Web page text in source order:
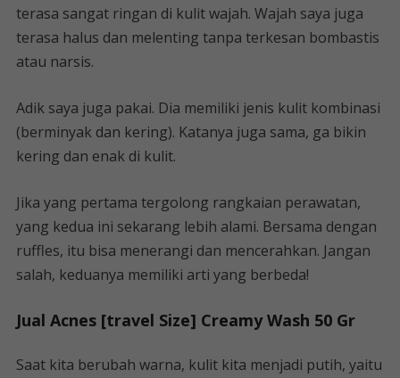
terasa sangat ringan di kulit wajah. Wajah saya juga
terasa halus dan melenting tanpa terkesan bombastis
atau narsis.
Adik saya juga pakai. Dia memiliki jenis kulit kombinasi
(berminyak dan kering). Katanya juga sama, ga bikin
kering dan enak di kulit.
Jika yang pertama tergolong rangkaian perawatan,
yang kedua ini sekarang lebih alami. Bersama dengan
ruffles, itu bisa menerangi dan mencerahkan. Jangan
salah, keduanya memiliki arti yang berbeda!
Jual Acnes [travel Size] Creamy Wash 50 Gr
Saat kita berubah warna, kulit kita menjadi putih, yaitu